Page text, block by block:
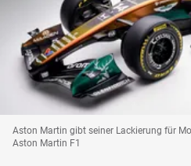
Aston Martin gibt seiner Lackierung für
Aston Martin F1